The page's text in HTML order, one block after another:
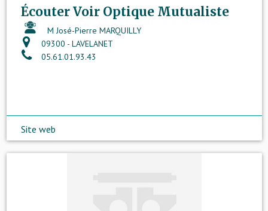
Écouter Voir Optique Mutualiste
M José-Pierre MARQUILLY
09300 - LAVELANET
05.61.01.93.43
Site web